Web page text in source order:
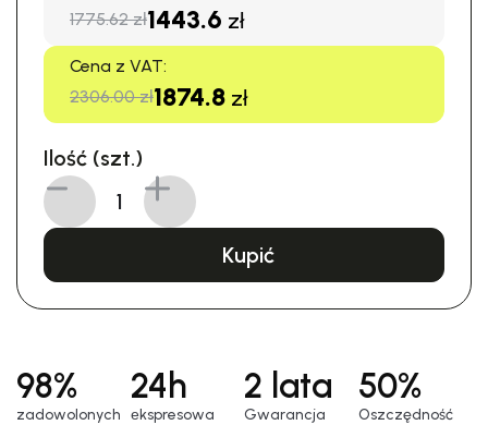
1775.62 zł1443.6 zł
Cena z VAT:
2306.00 zł1874.8 zł
Ilość (szt.)
Kupić
98%
zadowolonych
24h
еkspresowa
2 lata
Gwarancja
50%
Oszczędność